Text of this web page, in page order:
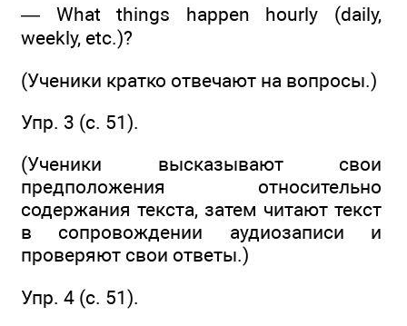
— What things happen hourly (daily,
weekly, etc.)?
(Ученики кратко отвечают на вопросы.)
Упр. 3 (с. 51).
(Ученики высказывают свои
предположения относительно
содержания текста, затем читают текст
в сопровождении аудиозаписи и
проверяют свои ответы.)
Упр. 4 (с. 51).